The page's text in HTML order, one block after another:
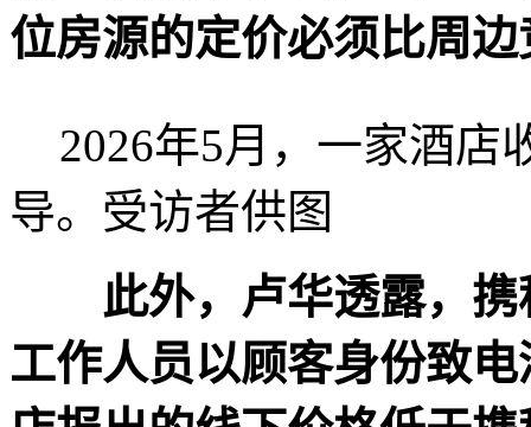
位房源的定价必须比周
2026年5月，一家酒店
导。受访者供图
此外，卢华透露，
工作人员以顾客身份致